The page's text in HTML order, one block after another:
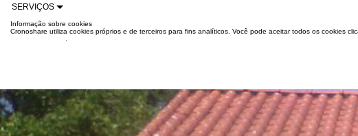
SERVIÇOS
Informação sobre cookies
Cronoshare utiliza cookies próprios e de terceiros para fins analíticos. Você pode aceitar todos os cookies